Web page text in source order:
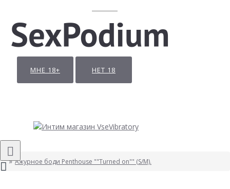
МНЕ 18+ НЕТ 18
Ажурное боди Penthouse ""Turned on"" (S/M).